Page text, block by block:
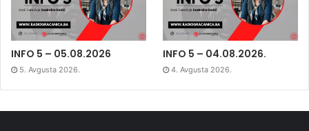
INFO 5 – 05.08.2026
5. Avgusta 2026.
INFO 5 – 04.08.2026.
4. Avgusta 2026.